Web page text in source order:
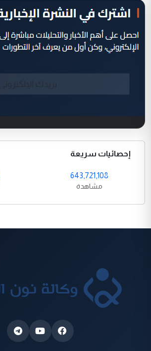
إحصائيات سريعة
643,721,108
مشاهدة